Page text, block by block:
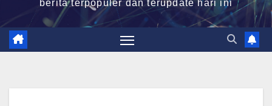
berita terpopuler dan terupdate hari ini